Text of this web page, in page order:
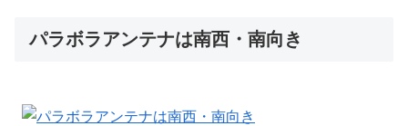
パラボラアンテナは南西・南向き